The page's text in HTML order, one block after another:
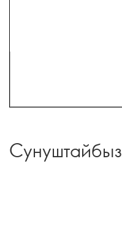
Сунуштайбыз